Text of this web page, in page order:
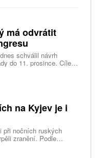
má odvrátit
schválil návrh
do 11. prosince. Cílem
Kongresu
v důsledku
na Kyjev je i
při nočních ruských
zranění. Podle
rakety.